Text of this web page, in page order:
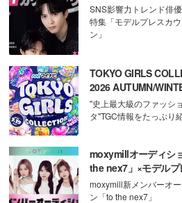
SNS影響力トレンド俳
特集「モデルプレスカ
ン」
TOKYO GIRLS
2026 AUTUMN/
デルプレス
"史上最大級のファッシ
タ"TGC情報をたっぷり
moxymillオーディシ
the nex7」×モデルプ
moxymill新メンバーオ
ン「to the nex7」